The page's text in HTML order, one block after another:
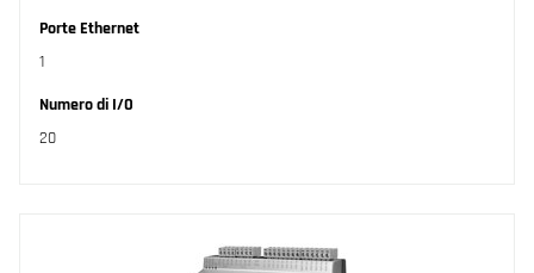
Protocolli supportati
Porte Ethernet
1
Numero di I/O
20